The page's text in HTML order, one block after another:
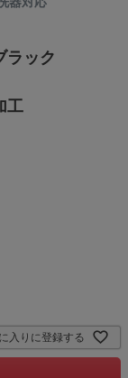
ラック
工
入りに登録する